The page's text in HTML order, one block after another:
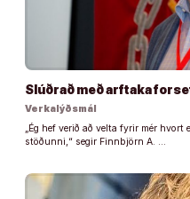
Slúðrað með arftaka
Verkalýðsmál
„Ég hef verið að velta fyrir mér
stöðunni,“ segir Finnbjörn A. …